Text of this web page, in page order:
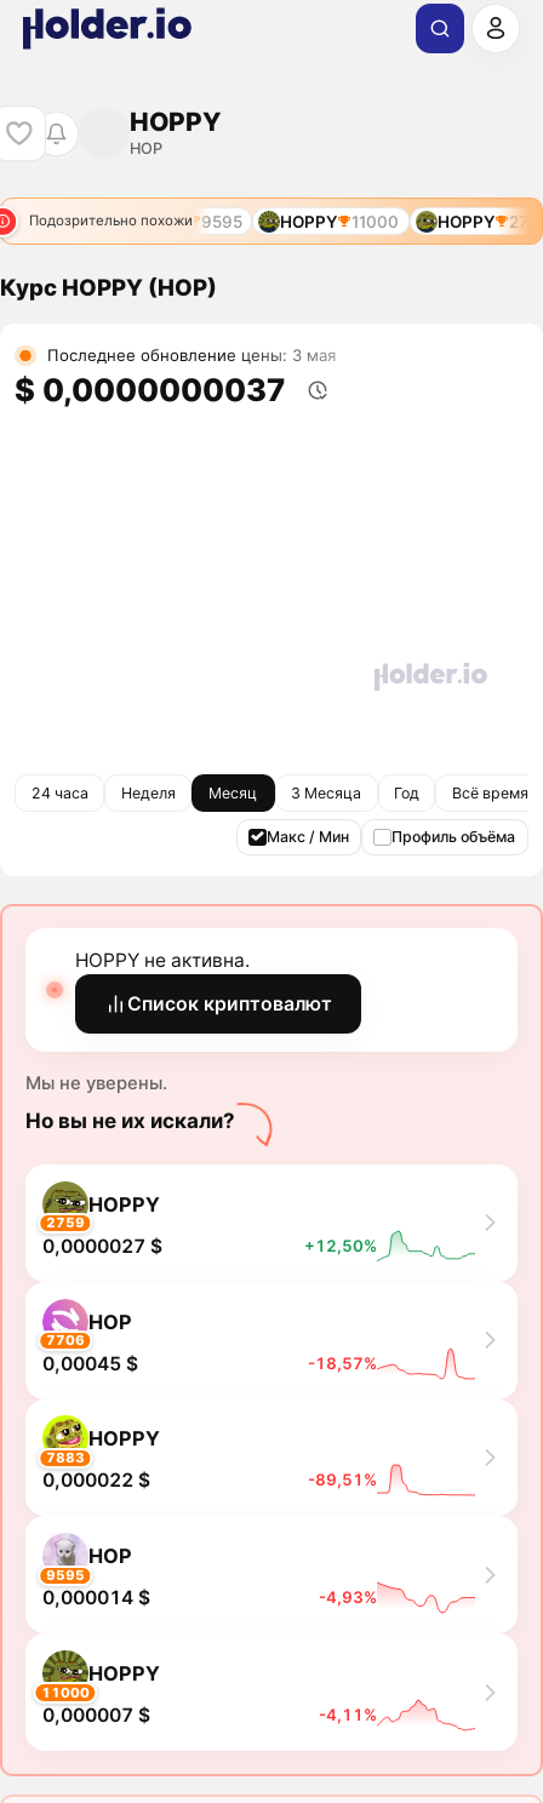
HOPPY
HOP
Подозрительно похожи
7883 HOP 9595 HOPPY 11000 HOPPY 2759
Курс HOPPY (HOP)
Последнее обновление цены: 3 мая
$ 0,0000000037
24 часа Неделя Месяц 3 Месяца Год Всё время
Макс / Мин Профиль объёма
HOPPY не активна.
Список криптовалют
Мы не уверены.
Но вы не их искали?
2759
HOPPY
0,0000027 $ +12,50%
7706
HOP
0,00045 $ -18,57%
7883
HOPPY
0,000022 $ -89,51%
9595
HOP
0,000014 $ -4,93%
11000
HOPPY
0,000007 $ -4,11%